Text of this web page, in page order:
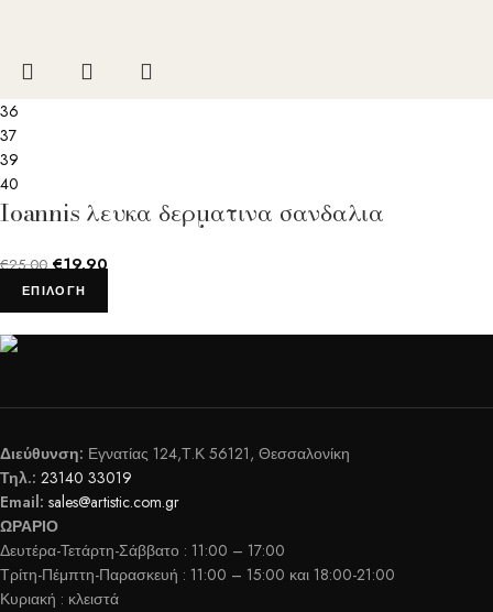
36
37
39
40
Ioannis λευκα δερματινα σανδαλια
€25.00 €19.90
ΕΠΙΛΟΓΉ
Διεύθυνση: Εγνατίας 124,Τ.Κ 56121, Θεσσαλονίκη
Τηλ.: 23140 33019
Email: sales@artistic.com.gr
ΩΡΑΡΙΟ
Δευτέρα-Τετάρτη-Σάββατο : 11:00 – 17:00
Τρίτη-Πέμπτη-Παρασκευή : 11:00 – 15:00 και 18:00-21:00
Κυριακή : κλειστά